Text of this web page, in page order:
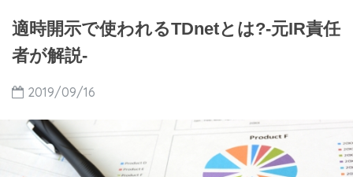
適時開示で使われるTDnetとは?-元IR責任
者が解説-
2019/09/16